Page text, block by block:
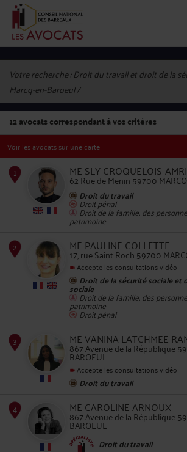
Votre recherche :Droit du travail et droit de la
Marcq-en-Baroeul
12avocats correspondant à vos critères
Voir les avocats sur une carte
ME SLY CROQUELOIS-AMRI
62 Rue de Menin 59700
Droit du travail
Droit pénal
Droit de la famille, des
patrimoine
ME PAULINE COLLETTE
17, rue Saint Roch 59700
Accepte les consultations vidéo
Droit de la sécurité sociale
sociale
Droit de la famille, des
patrimoine
Droit pénal
ME VANINA LATCHMEE
867 Avenue de la République
BAROEUL
Accepte les consultations vidéo
Droit du travail
ME CAROLINE ARNOUX
867 Avenue de la République
BAROEUL
Droit du travail